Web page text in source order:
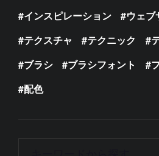
インスピレーション
ウェブ
テクスチャ
テクニック
ブラシ
ブラシフォント
配色